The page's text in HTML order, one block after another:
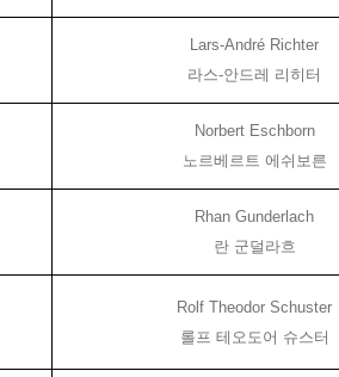
Lars-André Richter
라스-안드레 리히터
Norbert Eschborn
노르베르트 에쉬보른
Rhan Gunderlach
란 군덜라흐
Rolf Theodor Schuster
롤프 테오도어 슈스터